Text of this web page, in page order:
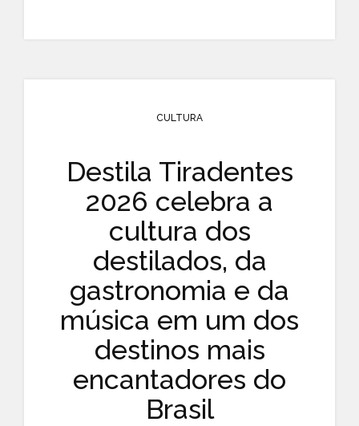
CULTURA
Destila Tiradentes
2026 celebra a
cultura dos
destilados, da
gastronomia e da
música em um dos
destinos mais
encantadores do
Brasil